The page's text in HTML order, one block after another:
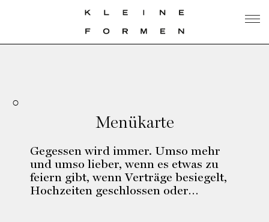
Menükarte
Gegessen wird immer. Umso mehr
und umso lieber, wenn es etwas zu
feiern gibt, wenn Verträge besiegelt,
Hochzeiten geschlossen oder…